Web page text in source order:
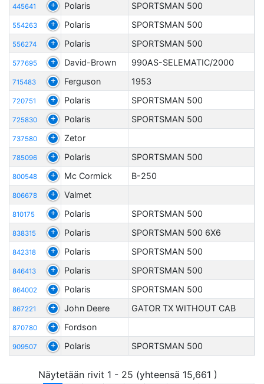
445641 Polaris SPORTSMAN 500
554263 Polaris SPORTSMAN 500
556274 Polaris SPORTSMAN 500
577695 David-Brown 990AS-SELEMATIC/2000
715483 Ferguson 1953
720751 Polaris SPORTSMAN 500
725830 Polaris SPORTSMAN 500
737580 Zetor
785096 Polaris SPORTSMAN 500
800548 Mc Cormick B-250
806678 Valmet
810175 Polaris SPORTSMAN 500
838315 Polaris SPORTSMAN 500 6X6
842318 Polaris SPORTSMAN 500
846413 Polaris SPORTSMAN 500
864002 Polaris SPORTSMAN 500
867221 John Deere GATOR TX WITHOUT CAB
870780 Fordson
909507 Polaris SPORTSMAN 500
Näytetään rivit 1 - 25 (yhteensä 15,661 )